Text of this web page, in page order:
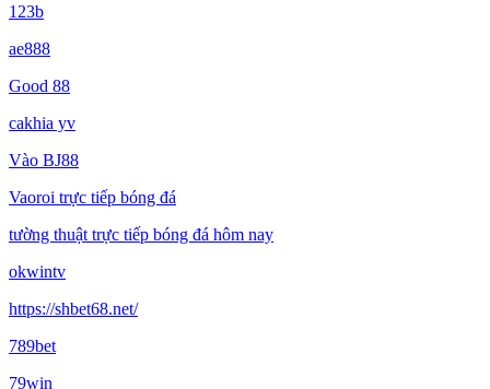
123b
ae888
Good 88
cakhia yv
Vào BJ88
Vaoroi trực tiếp bóng đá
tường thuật trực tiếp bóng đá hôm nay
okwintv
https://shbet68.net/
789bet
79win